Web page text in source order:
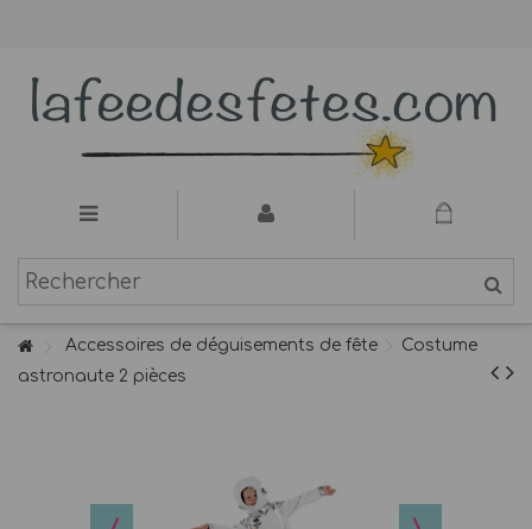
Accessoires de déguisements de fête
Costume
astronaute 2 pièces